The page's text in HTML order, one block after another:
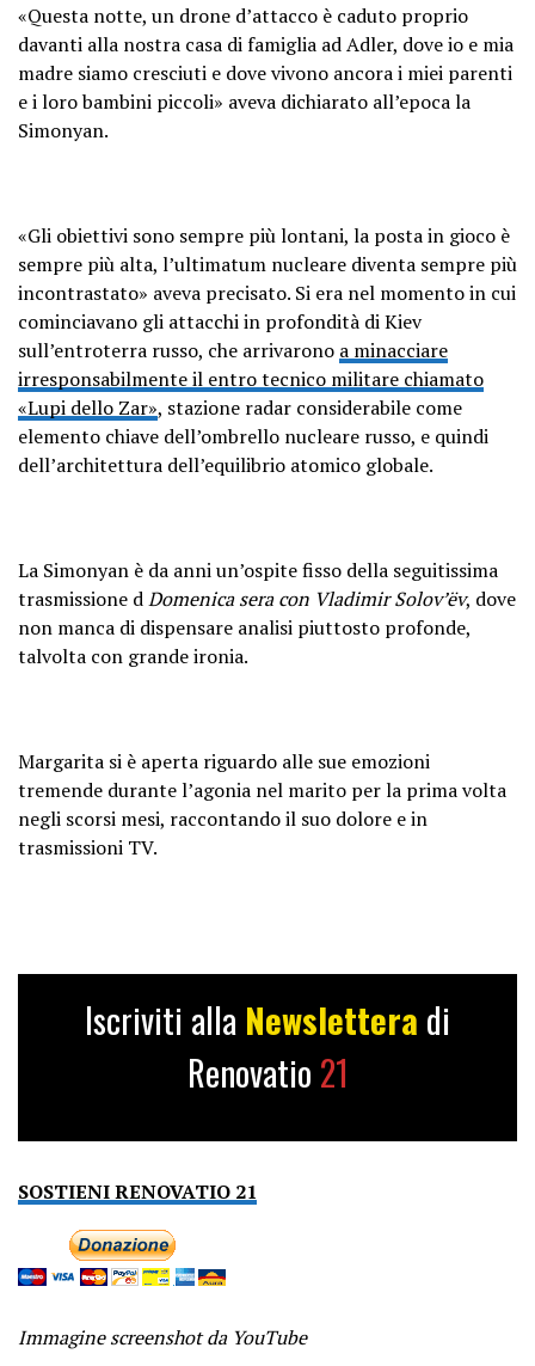
«Questa notte, un drone d’attacco è caduto proprio
davanti alla nostra casa di famiglia ad Adler, dove io e mia
madre siamo cresciuti e dove vivono ancora i miei parenti
e i loro bambini piccoli» aveva dichiarato all’epoca la
Simonyan.
«Gli obiettivi sono sempre più lontani, la posta in gioco è
sempre più alta, l’ultimatum nucleare diventa sempre più
incontrastato» aveva precisato. Si era nel momento in cui
cominciavano gli attacchi in profondità di Kiev
sull’entroterra russo, che arrivarono a minacciare
irresponsabilmente il entro tecnico militare chiamato
«Lupi dello Zar», stazione radar considerabile come
elemento chiave dell’ombrello nucleare russo, e quindi
dell’architettura dell’equilibrio atomico globale.
La Simonyan è da anni un’ospite fisso della seguitissima
trasmissione dDomenica sera con Vladimir Solov’ëv, dove
non manca di dispensare analisi piuttosto profonde,
talvolta con grande ironia.
Margarita si è aperta riguardo alle sue emozioni
tremende durante l’agonia nel marito per la prima volta
negli scorsi mesi, raccontando il suo dolore e in
trasmissioni TV.
Iscriviti alla Newslettera di
Renovatio 21
SOSTIENI RENOVATIO 21
Immagine screenshot da YouTube